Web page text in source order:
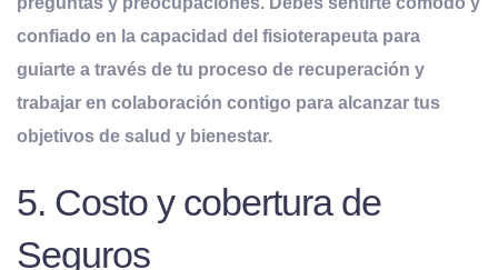
confiado en la capacidad del fisioterapeuta para
guiarte a través de tu proceso de recuperación y
trabajar en colaboración contigo para alcanzar tus
objetivos de salud y bienestar.
5. Costo y cobertura de
Seguros